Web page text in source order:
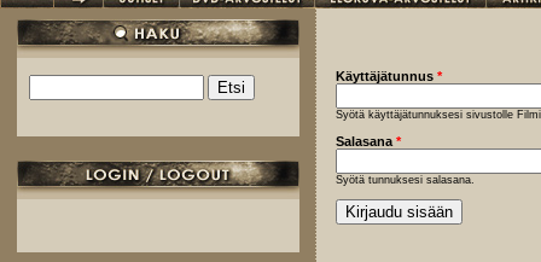
Hakulomake
Käyttäjätunnus *
Syötä käyttäjätunnuksesi sivustolle
Salasana *
Syötä tunnuksesi salasana.